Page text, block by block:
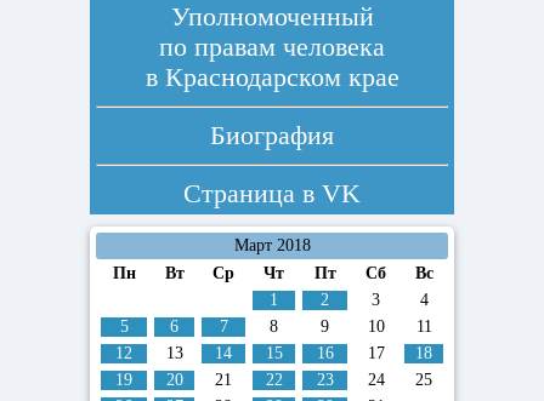
Уполномоченный
по правам человека
в Краснодарском крае
Биография
Страница в VK
Март 2018
Пн
Вт Ср Чт Пт Сб
Вс
1
2 3
4
5
6 7 8 9 10
11
12
13 14 15 16 17
18
19
20 21 22 23 24
25